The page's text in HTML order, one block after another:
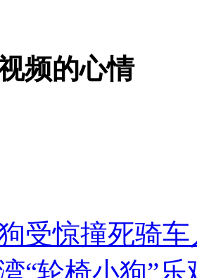
梦中猝死
多人 警民合力深夜将其击毙
老人 痛下狠手拳打脚踢
频的心情
受惊撞死骑车
“轮椅小狗”